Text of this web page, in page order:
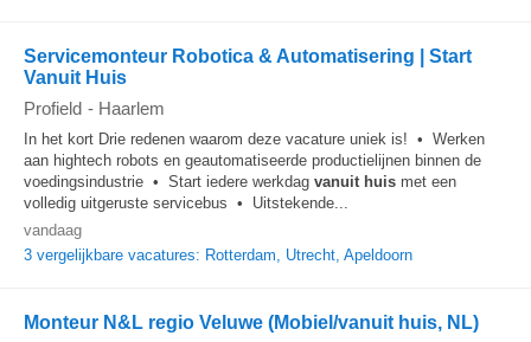
Servicemonteur Robotica & Automatisering | Start
Vanuit Huis
Profield - Haarlem
In het kort Drie redenen waarom deze vacature uniek is! • Werken
aan hightech robots en geautomatiseerde productielijnen binnen de
voedingsindustrie • Start iedere werkdag vanuit huis met een
volledig uitgeruste servicebus • Uitstekende...
vandaag
3 vergelijkbare vacatures: Rotterdam, Utrecht, Apeldoorn
Monteur N&L regio Veluwe (Mobiel/vanuit huis, NL)